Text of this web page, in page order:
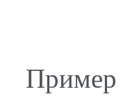
Пример